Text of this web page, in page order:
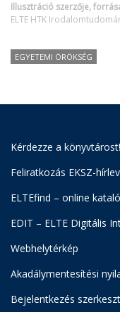
Illusztráció szerzője,
ELTE HTK
EGYETEMI ÖRÖKSÉG
Kérdezze a könyvtárost!
Feliratkozás EKSZ-
ELTEfind – online
EDIT – ELTE Digitális
Webhelytérkép
Akadálymentesítési
Bejelentkezés